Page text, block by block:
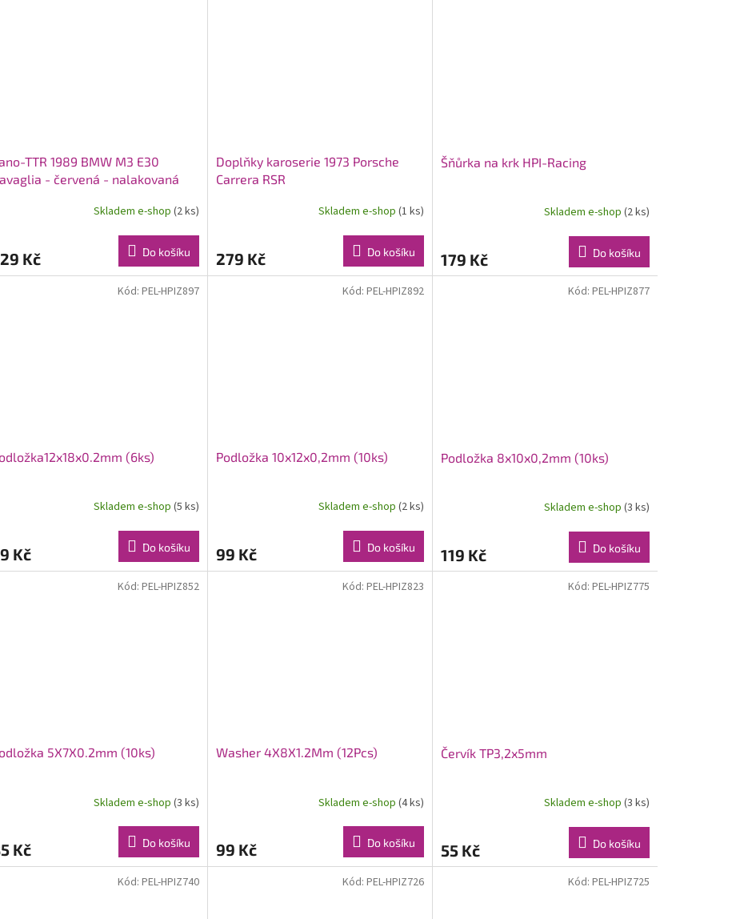
TTR 1989 BMW M3 E30
- červená - nalakovaná
Skladem e-shop (2 ks)
Kč Do košíku
Doplňky karoserie 1973 Porsche
Carrera RSR
Skladem e-shop (1 ks)
279 Kč Do košíku
Šňůrka na krk HPI-Racing
Skladem e-shop (2 ks)
179 Kč Do košíku
(6ks)
Skladem e-shop (5 ks)
Kč Do košíku
Kód: PEL-HPIZ897
Podložka 10x12x0,2mm (10ks)
Skladem e-shop (2 ks)
99 Kč Do košíku
Kód: PEL-HPIZ892
Podložka 8x10x0,2mm (10ks)
Skladem e-shop (3 ks)
119 Kč Do košíku
Kód: PEL-HPIZ877
5X7X0.2mm (10ks)
Skladem e-shop (3 ks)
Kč Do košíku
Kód: PEL-HPIZ852
Washer 4X8X1.2Mm (12Pcs)
Skladem e-shop (4 ks)
99 Kč Do košíku
Kód: PEL-HPIZ823
Červík TP3,2x5mm
Skladem e-shop (3 ks)
55 Kč Do košíku
Kód: PEL-HPIZ775
Kód: PEL-HPIZ740 Kód: PEL-HPIZ726 Kód: PEL-HPIZ725